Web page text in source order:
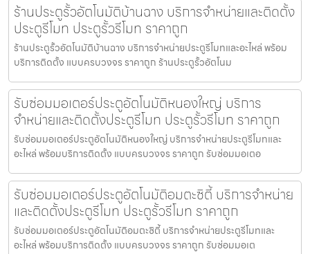
ร้านประตูรั้วอัตโนมัติบ้านฉาง บริการจำหน่ายและติดตั้ง
ประตูรีโมท ประตูรั้วรีโมท ราคาถูก
ร้านประตูรั้วอัตโนมัติบ้านฉาง บริการจำหน่ายประตูรีโมทและอะไหล่ พร้อม
บริการติดตั้ง แบบครบวงจร ราคาถูก ร้านประตูรั้วอัตโนม
รับซ่อมมอเตอร์ประตูอัตโนมัติหนองใหญ่ บริการ
จำหน่ายและติดตั้งประตูรีโมท ประตูรั้วรีโมท ราคาถูก
รับซ่อมมอเตอร์ประตูอัตโนมัติหนองใหญ่ บริการจำหน่ายประตูรีโมทและ
อะไหล่ พร้อมบริการติดตั้ง แบบครบวงจร ราคาถูก รับซ่อมมอเตอ
รับซ่อมมอเตอร์ประตูอัตโนมัติอมตะซิตี้ บริการจำหน่าย
และติดตั้งประตูรีโมท ประตูรั้วรีโมท ราคาถูก
รับซ่อมมอเตอร์ประตูอัตโนมัติอมตะซิตี้ บริการจำหน่ายประตูรีโมทและ
อะไหล่ พร้อมบริการติดตั้ง แบบครบวงจร ราคาถูก รับซ่อมมอเต